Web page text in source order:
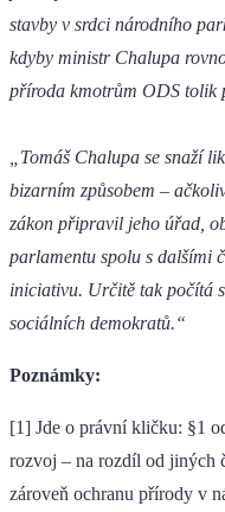
stavby v srdci národního
kdyby ministr Chalupa
příroda kmotrům ODS tolik
„Tomáš Chalupa se snaží
bizarním způsobem –
zákon připravil jeho úřad,
parlamentu spolu s dalšími
iniciativu. Určitě tak počítá
sociálních demokratů.“
Poznámky:
[1] Jde o právní kličku: §1
rozvoj – na rozdíl od jiných
zároveň ochranu přírody v